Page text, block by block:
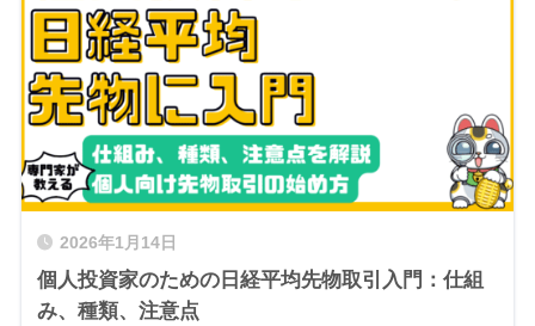
2026年1月14日
個人投資家のための日経平均先物取引入門：仕組
み、種類、注意点